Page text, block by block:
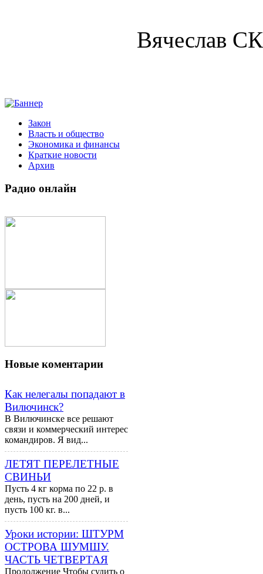
Вячеслав
Закон
Власть и общество
Экономика и финансы
Краткие новости
Архив
Радио онлайн
Новые коментарии
Как нелегалы попадают в
Вилючинск?
В Вилючинске все решают
связи и коммерческий интерес
командиров. Я вид...
ЛЕТЯТ ПЕРЕЛЕТНЫЕ
СВИНЬИ
Пусть 4 кг корма по 22 р. в
день, пусть на 200 дней, и
пусть 100 кг. в...
Уроки истории: ШТУРМ
ОСТРОВА ШУМШУ.
ЧАСТЬ ЧЕТВЕРТАЯ
Продолжение Чтобы судить о